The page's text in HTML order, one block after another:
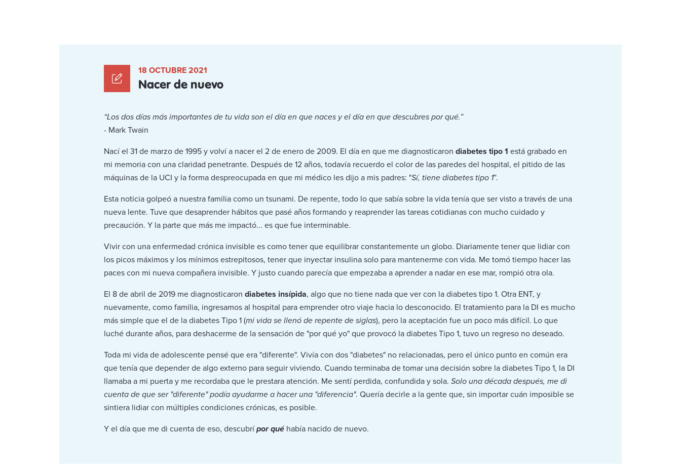
18 OCTUBRE 2021
Nacer de nuevo
“Los dos días más importantes de tu vida son el día en que naces y el día en que descubres por qué.”
- Mark Twain
Nací el 31 de marzo de 1995 y volví a nacer el 2 de enero de 2009. El día en que me diagnosticaron diabetes tipo 1 está grabado en
mi memoria con una claridad penetrante. Después de 12 años, todavía recuerdo el color de las paredes del hospital, el pitido de las
máquinas de la UCI y la forma despreocupada en que mi médico les dijo a mis padres: "Sí, tiene diabetes tipo 1”.
Esta noticia golpeó a nuestra familia como un tsunami. De repente, todo lo que sabía sobre la vida tenía que ser visto a través de una
nueva lente. Tuve que desaprender hábitos que pasé años formando y reaprender las tareas cotidianas con mucho cuidado y
precaución. Y la parte que más me impactó... es que fue interminable.
Vivir con una enfermedad crónica invisible es como tener que equilibrar constantemente un globo. Diariamente tener que lidiar con
los picos máximos y los mínimos estrepitosos, tener que inyectar insulina solo para mantenerme con vida. Me tomó tiempo hacer las
paces con mi nueva compañera invisible. Y justo cuando parecía que empezaba a aprender a nadar en ese mar, rompió otra ola.
El 8 de abril de 2019 me diagnosticaron diabetes insípida, algo que no tiene nada que ver con la diabetes tipo 1. Otra ENT, y
nuevamente, como familia, ingresamos al hospital para emprender otro viaje hacia lo desconocido. El tratamiento para la DI es mucho
más simple que el de la diabetes Tipo 1 (mi vida se llenó de repente de siglas), pero la aceptación fue un poco más difícil. Lo que
luché durante años, para deshacerme de la sensación de "por qué yo" que provocó la diabetes Tipo 1, tuvo un regreso no deseado.
Toda mi vida de adolescente pensé que era "diferente". Vivía con dos "diabetes" no relacionadas, pero el único punto en común era
que tenía que depender de algo externo para seguir viviendo. Cuando terminaba de tomar una decisión sobre la diabetes Tipo 1, la DI
llamaba a mi puerta y me recordaba que le prestara atención. Me sentí perdida, confundida y sola. Solo una década después, me di
cuenta de que ser "diferente" podía ayudarme a hacer una "diferencia". Quería decirle a la gente que, sin importar cuán imposible se
sintiera lidiar con múltiples condiciones crónicas, es posible.
Y el día que me di cuenta de eso, descubrípor qué había nacido de nuevo.